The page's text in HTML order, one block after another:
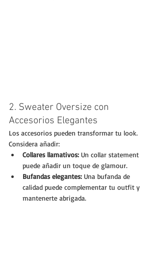
2. Sweater Oversize con
Accesorios Elegantes
Los accesorios pueden transformar tu look.
Considera añadir:
Collares llamativos: Un collar statement
puede añadir un toque de glamour.
Bufandas elegantes: Una bufanda de
calidad puede complementar tu outfit y
mantenerte abrigada.